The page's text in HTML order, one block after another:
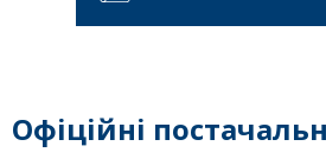
Офіційні